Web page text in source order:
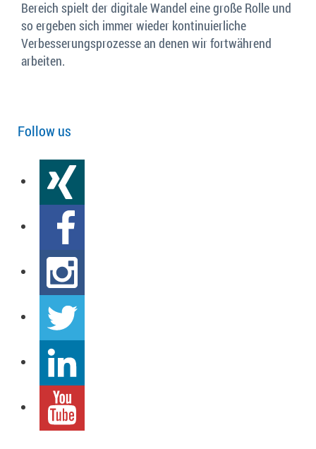
Bereich spielt der digitale Wandel eine große Rolle und
so ergeben sich immer wieder kontinuierliche
Verbesserungsprozesse an denen wir fortwährend
arbeiten.
Follow us